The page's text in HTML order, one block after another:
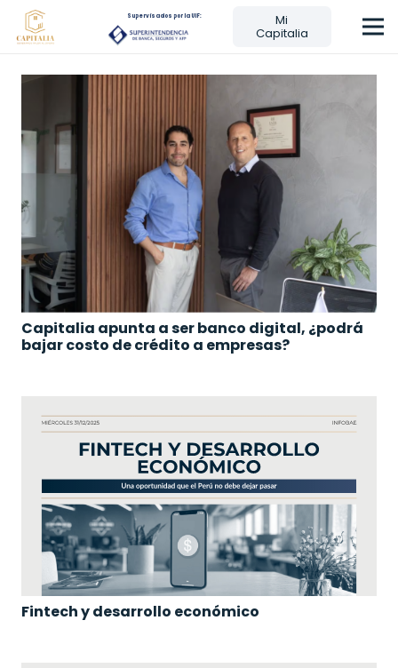
Supervisados por la UIF: Mi
Capitalia
Capitalia apunta a ser banco digital, ¿podrá
bajar costo de crédito a empresas?
Fintech y desarrollo económico